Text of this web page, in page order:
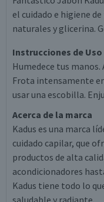
el cuidado e higiene
naturales y glicerina.
Instrucciones de Uso
Humedece tus manos.
Frota intensamente
usar una escobilla.
Acerca de la marca
Kadus es una marca
cuidado capilar, que
productos de alta
acondicionadores
Kadus tiene todo lo
saludable y radiante.